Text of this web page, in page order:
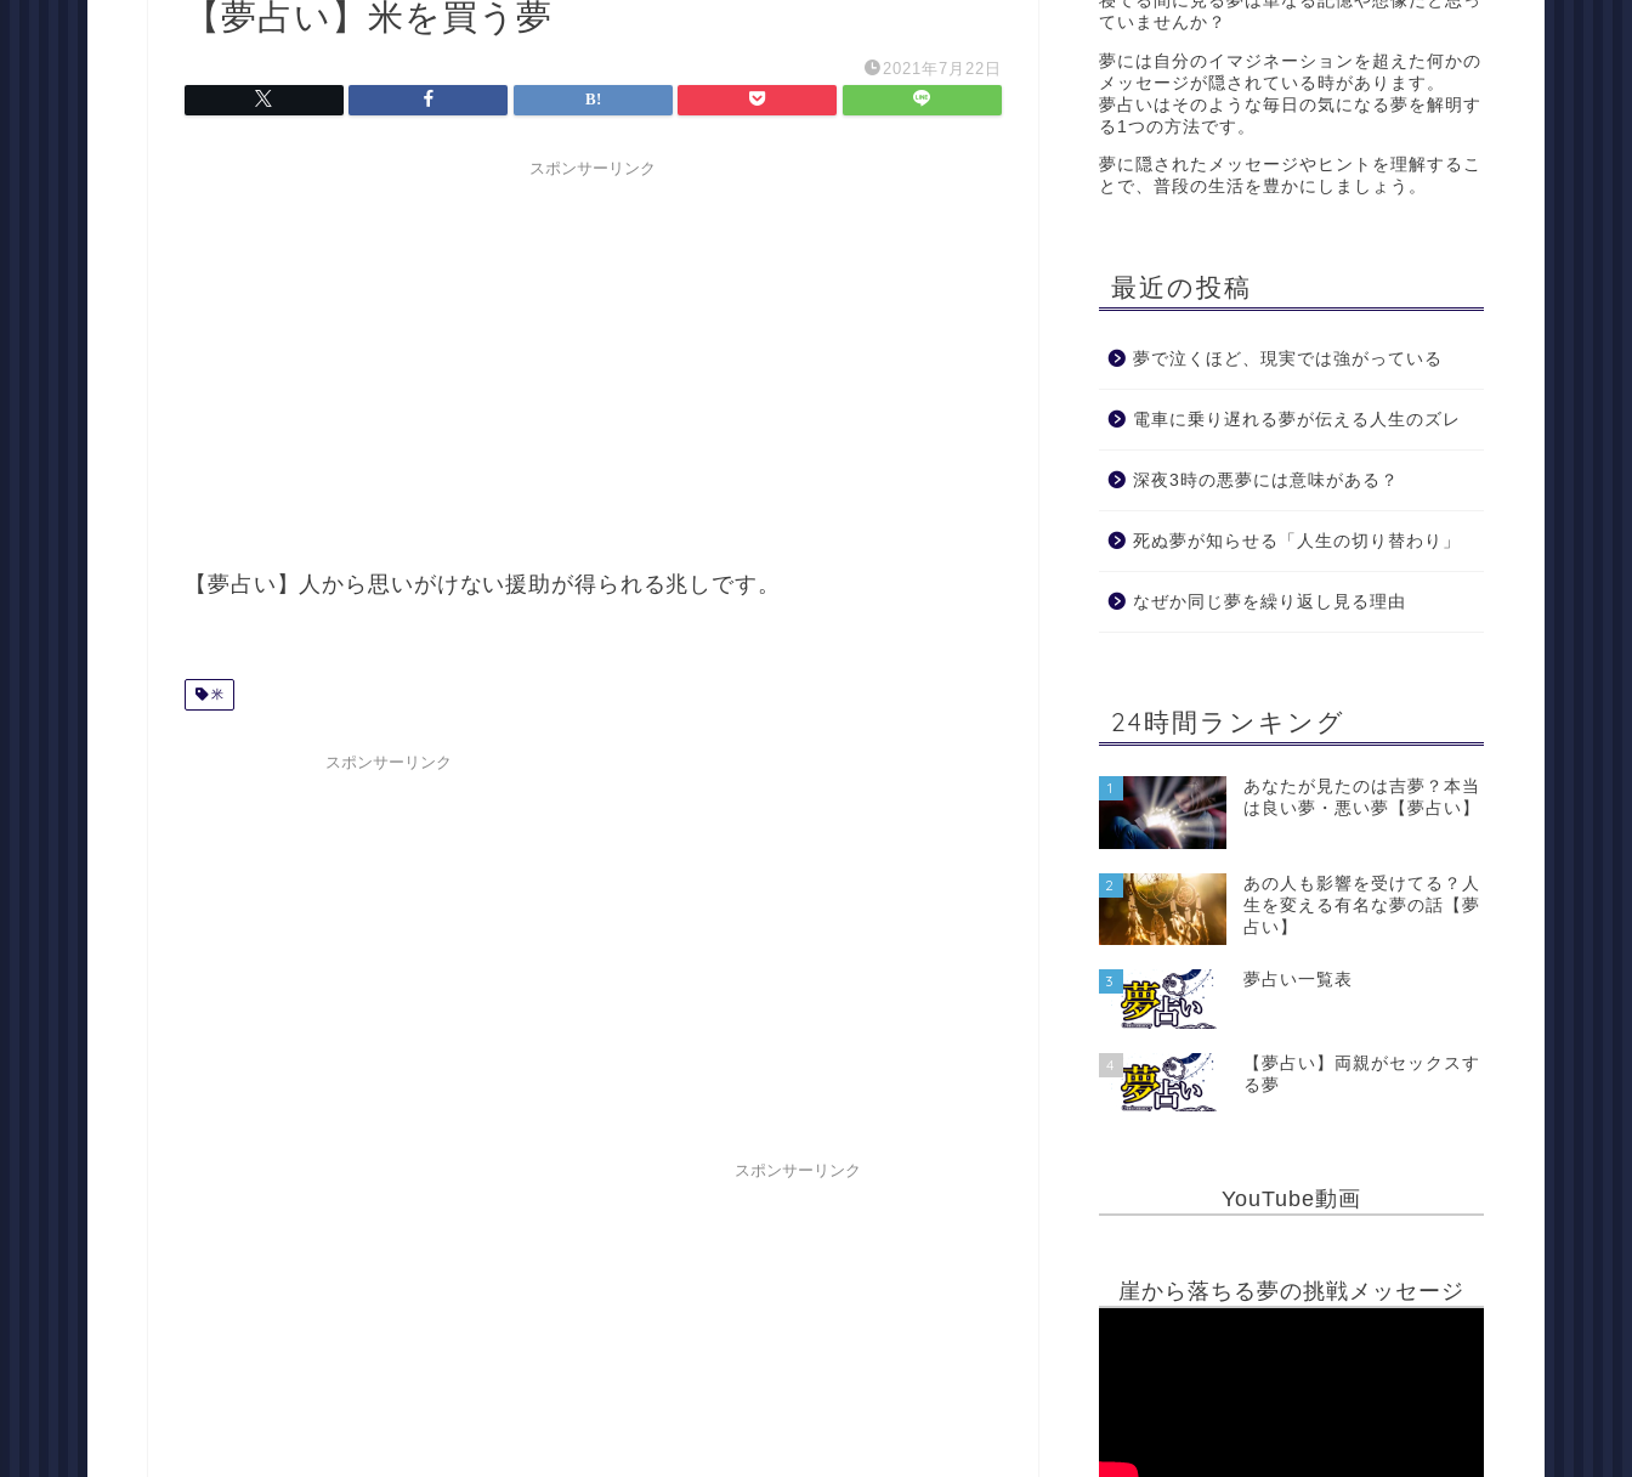
【夢占い】米を買う夢
2021年7月22日
スポンサーリンク
【夢占い】人から思いがけない援助が得られる兆しです。
米
スポンサーリンク
スポンサーリンク
ていませんか？
夢には自分のイマジネーションを超えた何かの
メッセージが隠されている時があります。
夢占いはそのような毎日の気になる夢を解明す
る1つの方法です。
夢に隠されたメッセージやヒントを理解するこ
とで、普段の生活を豊かにしましょう。
最近の投稿
夢で泣くほど、現実では強がっている
電車に乗り遅れる夢が伝える人生のズレ
深夜3時の悪夢には意味がある？
死ぬ夢が知らせる「人生の切り替わり」
なぜか同じ夢を繰り返し見る理由
24時間ランキング
1
あなたが見たのは吉夢？本当
は良い夢・悪い夢【夢占い】
2
あの人も影響を受けてる？人
生を変える有名な夢の話【夢
占い】
3 夢占い一覧表
4
【夢占い】両親がセックスす
る夢
YouTube動画
崖から落ちる夢の挑戦メッセージ